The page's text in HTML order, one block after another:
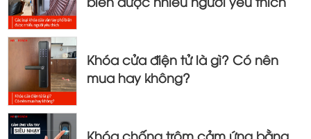
Khóa cửa điện tử là gì? Có nên
mua hay không?
Khóa chống trộm cảm ứng bằng